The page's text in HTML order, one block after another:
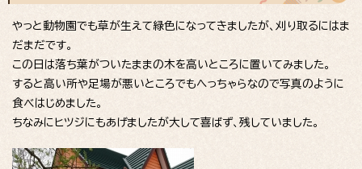
やっと動物園でも草が生えて緑色になってきましたが、刈り取るにはま
だまだです。
この日は落ち葉がついたままの木を高いところに置いてみました。
すると高い所や足場が悪いところでもへっちゃらなので写真のように
食べはじめました。
ちなみにヒツジにもあげましたが大して喜ばず、残していました。